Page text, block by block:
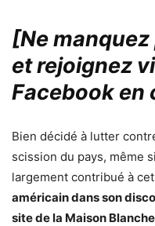
[Ne
et rejoignez
Facebook en
Bien décidé à lutter
scission du pays, même
largement contribué à
américain dans son
site de la Maison